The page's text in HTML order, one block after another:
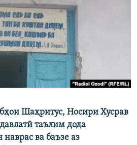
RLШаҳритус, Носири Хусрав
таълим дода
ва баъзе аз